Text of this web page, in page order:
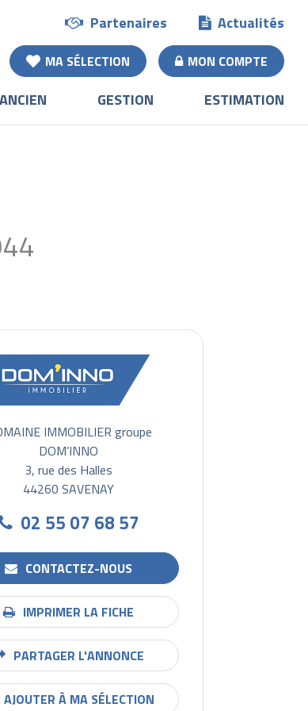
Partenaires Actualités
MA SÉLECTION MON COMPTE
GESTION ESTIMATION
IMMOBILIER groupe
DOM’INNO
3, rue des Halles
44260 SAVENAY
02 55 07 68 57
CONTACTEZ-NOUS
IMPRIMER LA FICHE
PARTAGER L'ANNONCE
AJOUTER À MA SÉLECTION